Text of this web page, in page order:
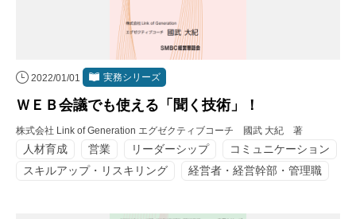
2022/01/01 実務シリーズ
ＷＥＢ会議でも使える「聞く技術」！
株式会社 Link of Generation エグゼクティブコーチ 國武 大紀 著
人材育成 営業 リーダーシップ
コミュニケーション
スキルアップ・リスキリング
経営者・経営幹部・管理職